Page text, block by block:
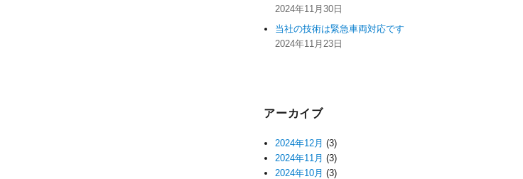
2024年11月30日
当社の技術は緊急車両対応です
2024年11月23日
アーカイブ
2024年12月 (3)
2024年11月 (3)
2024年10月 (3)